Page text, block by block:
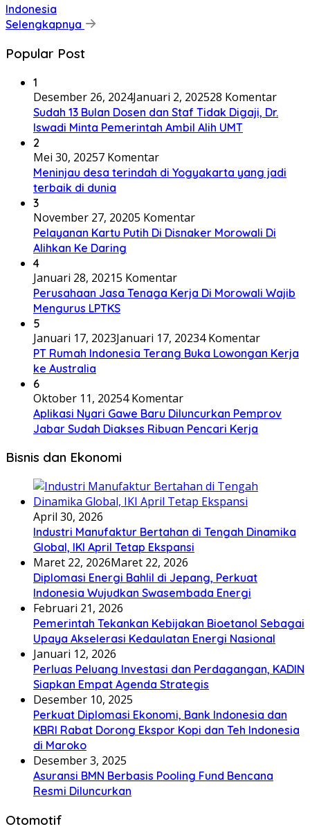
Indonesia
Selengkapnya
Popular Post
1
Desember 26, 2024Januari 2, 202528 Komentar
Sudah 13 Bulan Dosen dan Staf Tidak Digaji, Dr.
Iswadi Minta Pemerintah Ambil Alih UMT
2
Mei 30, 20257 Komentar
Meninjau desa terindah di Yogyakarta yang jadi
terbaik di dunia
3
November 27, 20205 Komentar
Pelayanan Kartu Putih Di Disnaker Morowali Di
Alihkan Ke Daring
4
Januari 28, 20215 Komentar
Perusahaan Jasa Tenaga Kerja Di Morowali Wajib
Mengurus LPTKS
5
Januari 17, 2023Januari 17, 20234 Komentar
PT Rumah Indonesia Terang Buka Lowongan Kerja
ke Australia
6
Oktober 11, 20254 Komentar
Aplikasi Nyari Gawe Baru Diluncurkan Pemprov
Jabar Sudah Diakses Ribuan Pencari Kerja
Bisnis dan Ekonomi
April 30, 2026
Industri Manufaktur Bertahan di Tengah Dinamika
Global, IKI April Tetap Ekspansi
Maret 22, 2026Maret 22, 2026
Diplomasi Energi Bahlil di Jepang, Perkuat
Indonesia Wujudkan Swasembada Energi
Februari 21, 2026
Pemerintah Tekankan Kebijakan Bioetanol Sebagai
Upaya Akselerasi Kedaulatan Energi Nasional
Januari 12, 2026
Perluas Peluang Investasi dan Perdagangan, KADIN
Siapkan Empat Agenda Strategis
Desember 10, 2025
Perkuat Diplomasi Ekonomi, Bank Indonesia dan
KBRI Rabat Dorong Ekspor Kopi dan Teh Indonesia
di Maroko
Desember 3, 2025
Asuransi BMN Berbasis Pooling Fund Bencana
Resmi Diluncurkan
Otomotif